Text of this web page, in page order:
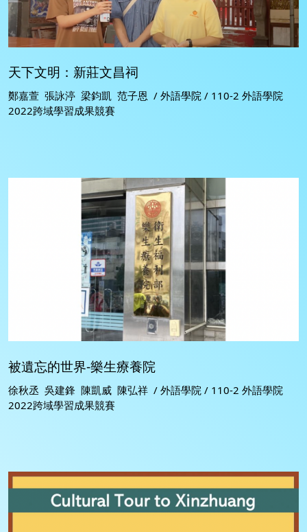
天下文明：新莊文昌祠
鄭嘉萱 張詠渟 梁鈞凱 范子恩 / 外語學院 / 110-2 外語學院
2022跨域學習成果競賽
被遺忘的世界-樂生療養院
徐秋丞 吳建鋒 陳凱威 陳弘祥 / 外語學院 / 110-2 外語學院
2022跨域學習成果競賽